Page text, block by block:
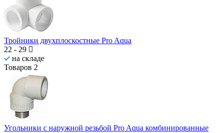
Тройники двухплоскостные Pro Aqua
22 - 29
на складе
Товаров 2
Угольники с наружной резьбой Pro Aqua комбинированные